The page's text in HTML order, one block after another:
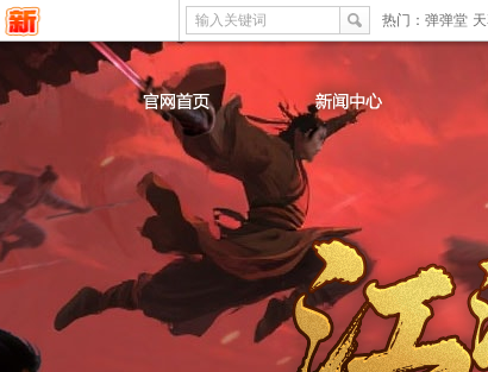
输入关键词 热门： 弹弹堂